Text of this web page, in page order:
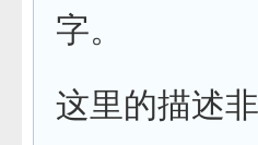
字。
这里的描述